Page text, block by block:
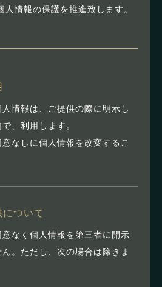
人情報の保護を推進致します。
情報は、ご提供の際に明示し
、利用します。
なしに個人情報を改変するこ
ついて
なく個人情報を第三者に開示
。ただし、次の場合は除きま